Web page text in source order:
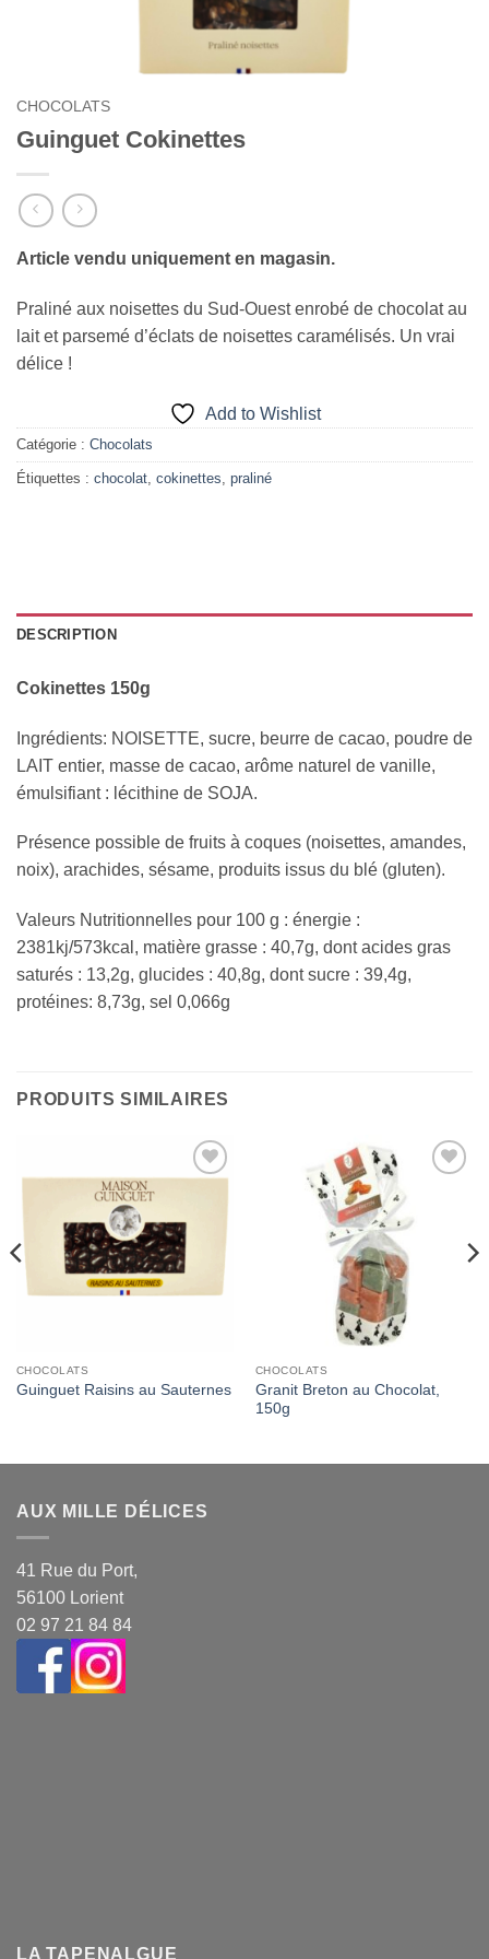
CHOCOLATS
Guinguet Cokinettes
Article vendu uniquement en magasin.
Praliné aux noisettes du Sud-Ouest enrobé de chocolat au
lait et parsemé d’éclats de noisettes caramélisés. Un vrai
délice !
Add to Wishlist
Catégorie : Chocolats
Étiquettes : chocolat, cokinettes, praliné
DESCRIPTION
Cokinettes 150g
Ingrédients: NOISETTE, sucre, beurre de cacao, poudre de
LAIT entier, masse de cacao, arôme naturel de vanille,
émulsifiant : lécithine de SOJA.
Présence possible de fruits à coques (noisettes, amandes,
noix), arachides, sésame, produits issus du blé (gluten).
Valeurs Nutritionnelles pour 100 g : énergie :
2381kj/573kcal, matière grasse : 40,7g, dont acides gras
saturés : 13,2g, glucides : 40,8g, dont sucre : 39,4g,
protéines: 8,73g, sel 0,066g
PRODUITS SIMILAIRES
CHOCOLATS
Guinguet Raisins au Sauternes
CHOCOLATS
Granit Breton au Chocolat,
150g
AUX MILLE DÉLICES
41 Rue du Port,
56100 Lorient
02 97 21 84 84
LA TAPENALGUE